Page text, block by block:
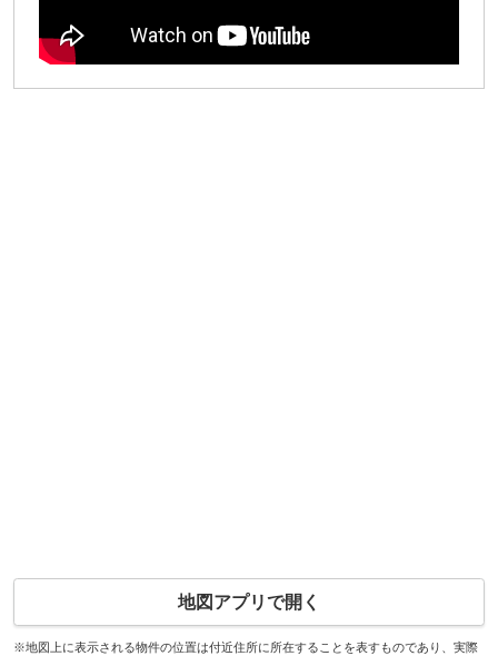
地図アプリで開く
※地図上に表示される物件の位置は付近住所に所在することを表すものであり、実際